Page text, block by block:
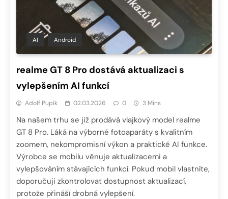
AI Android
realme GT 8 Pro dostává aktualizaci s
vylepšením AI funkcí
Adolf Pupík 02.03.2026 0 3 Mins
Na našem trhu se již prodává vlajkový model realme
GT 8 Pro. Láká na výborné fotoaparáty s kvalitním
zoomem, nekompromisní výkon a praktické AI funkce.
Výrobce se mobilu věnuje aktualizacemi a
vylepšováním stávajících funkcí. Pokud mobil vlastníte,
doporučuji zkontrolovat dostupnost aktualizací,
protože přináší drobná vylepšení.